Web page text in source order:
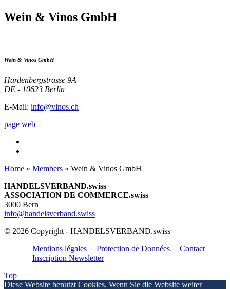
Wein & Vinos GmbH
Wein & Vinos GmbH
Hardenbergstrasse 9A
DE - 10623 Berlin
E-Mail: info@vinos.ch
page web
Home » Members » Wein & Vinos GmbH
HANDELSVERBAND.swiss
ASSOCIATION DE COMMERCE.swiss
3000 Bern
info@handelsverband.swiss
© 2026 Copyright - HANDELSVERBAND.swiss
Mentions légales
Protection de Données
Contact
Inscription Newsletter
Top
Diese Website benutzt Cookies. Wenn Sie die Website weiter